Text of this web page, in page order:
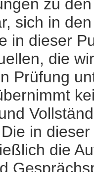
zu
sich in
in dieser
die
Prüfung
in
die